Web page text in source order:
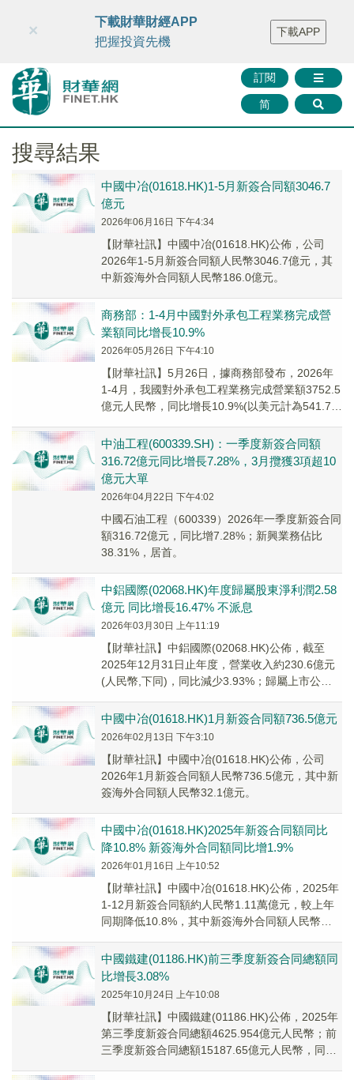
財華智庫網 FINTV FINMETA 財華證券 媒體矩陣
智庫沙龍
聯絡我們
訂閱
简
×
下載財華財經APP
把握投資先機
下載APP
搜尋結果
中國中冶(01618.HK)1-5月新簽合同額3046.7
億元
2026年06月16日 下午4:34
​【財華社訊】中國中冶(01618.HK)公佈，公司
2026年1-5月新簽合同額人民幣3046.7億元，其
中新簽海外合同額人民幣186.0億元。
商務部：1-4月中國對外承包工程業務完成營
業額同比增長10.9%
2026年05月26日 下午4:10
【財華社訊】5月26日，據商務部發布，2026年
1-4月，我國對外承包工程業務完成營業額3752.5
億元人民幣，同比增長10.9%(以美元計為541.7億
中油工程(600339.SH)：一季度新簽合同額
316.72億元同比增長7.28%，3月攬獲3項超10
億元大單
2026年04月22日 下午4:02
中國石油工程（600339）2026年一季度新簽合同
額316.72億元，同比增7.28%；新興業務佔比
38.31%，居首。
中鋁國際(02068.HK)年度歸屬股東淨利潤2.58
億元 同比增長16.47% 不派息​
2026年03月30日 上午11:19
​【財華社訊】中鋁國際(02068.HK)公佈，截至
2025年12月31日止年度，營業收入約230.6億元
(人民幣,下同)，同比減少3.93%；歸屬上市公司
中國中冶(01618.HK)1月新簽合同額736.5億元
2026年02月13日 下午3:10
【財華社訊】中國中冶(01618.HK)公佈，公司
2026年1月新簽合同額人民幣736.5億元，其中新
簽海外合同額人民幣32.1億元。
中國中冶(01618.HK)2025年新簽合同額同比
降10.8% 新簽海外合同額同比增1.9%
2026年01月16日 上午10:52
【財華社訊】中國中冶(01618.HK)公佈，2025年
1-12月新簽合同額約人民幣1.11萬億元，較上年
同期降低10.8%，其中新簽海外合同額人民幣
中國鐵建(01186.HK)前三季度新簽合同總額同
比增長3.08%
2025年10月24日 上午10:08
【財華社訊】中國鐵建(01186.HK)公佈，2025年
第三季度新簽合同總額4625.954億元人民幣；前
三季度新簽合同總額15187.65億元人民幣，同比